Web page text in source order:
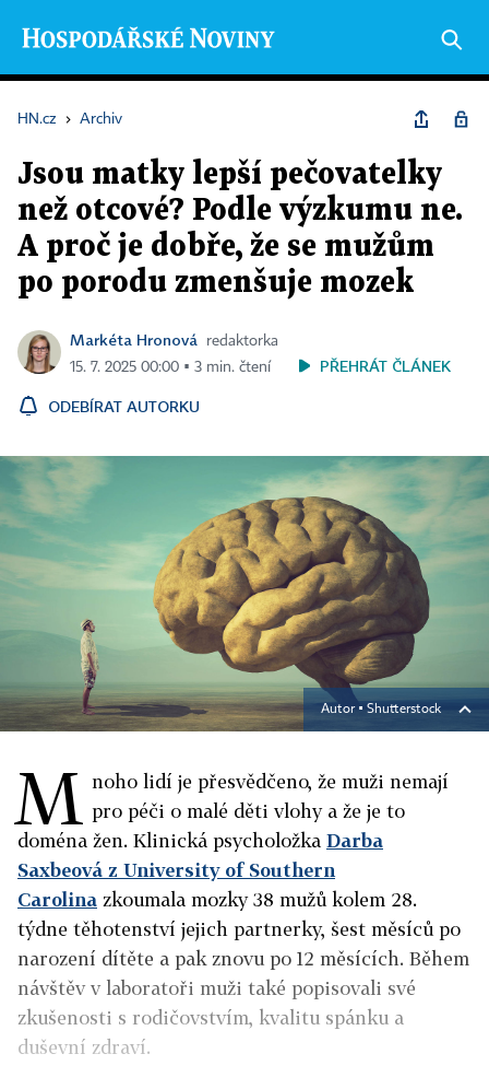
HN.cz › Archiv
Jsou matky lepší pečovatelky
než otcové? Podle výzkumu ne.
A proč je dobře, že se mužům
po porodu zmenšuje mozek
Markéta Hronová
redaktorka
15. 7. 2025 00:00 ▪ 3 min. čtení
PŘEHRÁT ČLÁNEK
ODEBÍRAT AUTORKU
Autor ▪ Shutterstock
M noho lidí je přesvědčeno, že muži nemají
pro péči o malé děti vlohy a že je to
doména žen. Klinická psycholožka Darba
Saxbeová z University of Southern
Carolina zkoumala mozky 38 mužů kolem 28.
týdne těhotenství jejich partnerky, šest měsíců po
narození dítěte a pak znovu po 12 měsících. Během
návštěv v laboratoři muži také popisovali své
zkušenosti s rodičovstvím, kvalitu spánku a
duševní zdraví.